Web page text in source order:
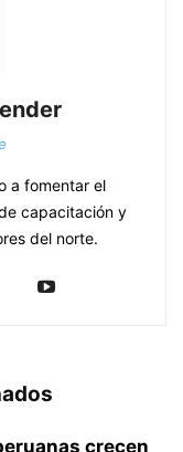
a fomentar el
capacitación y
del norte.
crecen